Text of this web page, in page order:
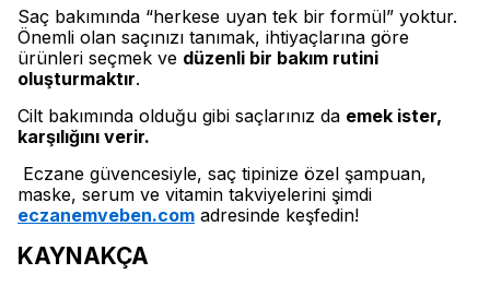
Saç bakımında “herkese uyan tek bir formül” yoktur.
Önemli olan saçınızı tanımak, ihtiyaçlarına göre
ürünleri seçmek ve düzenli bir bakım rutini
oluşturmaktır.
Cilt bakımında olduğu gibi saçlarınız da emek ister,
karşılığını verir.
Eczane güvencesiyle, saç tipinize özel şampuan,
maske, serum ve vitamin takviyelerini şimdi
eczanemveben.com adresinde keşfedin!
KAYNAKÇA